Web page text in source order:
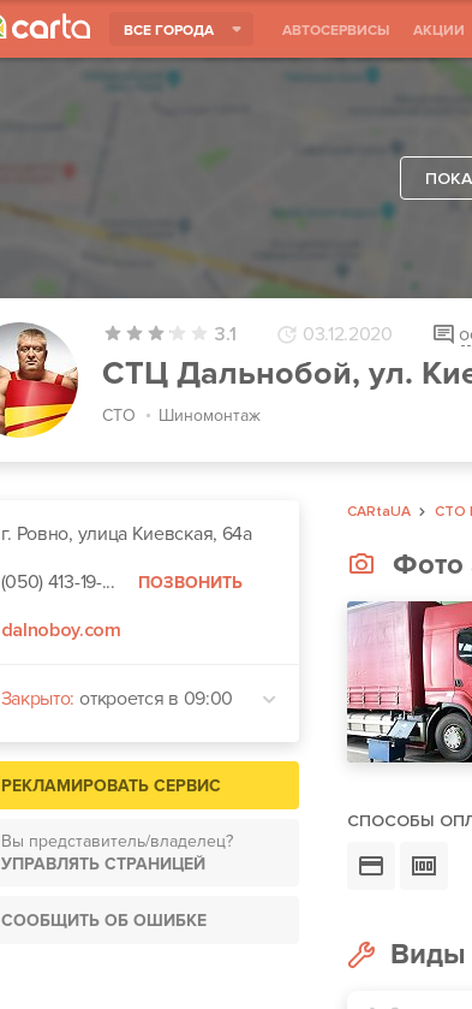
ВСЕ ГОРОДА АВТОСЕРВИСЫ АКЦИИ
3.1 03.12.2020
СТЦ Дальнобой, ул.
СТО Шиномонтаж
г. Ровно, улица Киевская, 64а
(050) 413-19-...
ПОЗВОНИТЬ
dalnoboy.com
Закрыто: откроется в 09:00
РЕКЛАМИРОВАТЬ СЕРВИС
Вы представитель/владелец?
УПРАВЛЯТЬ СТРАНИЦЕЙ
СООБЩИТЬ ОБ ОШИБКЕ
CARtaUA СТО
Фото
СПОСОБЫ
Виды